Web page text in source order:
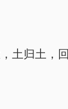
土归土，